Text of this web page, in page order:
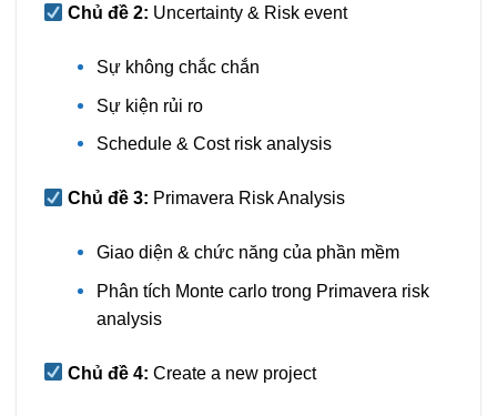
Chủ đề 2: Uncertainty & Risk event
Sự không chắc chắn
Sự kiện rủi ro
Schedule & Cost risk analysis
Chủ đề 3: Primavera Risk Analysis
Giao diện & chức năng của phần mềm
Phân tích Monte carlo trong Primavera risk
analysis
Chủ đề 4:Create a new project